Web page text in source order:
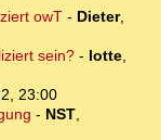
owT- Dieter,
sein?- lotte,
23:00
- NST,